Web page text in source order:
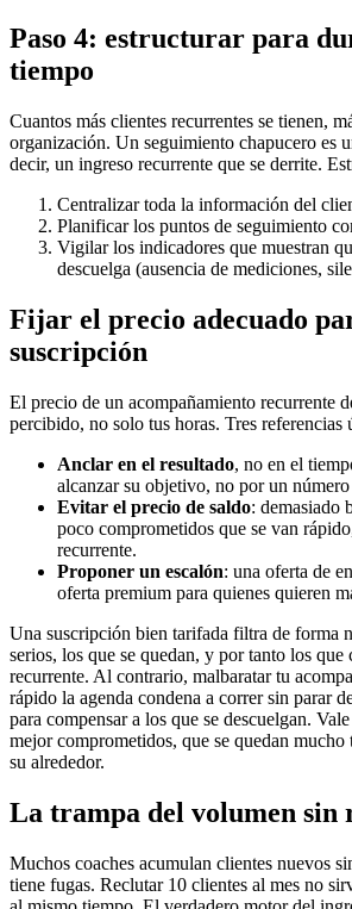
Paso 4: estructurar para
tiempo
Cuantos más clientes recurrentes se tienen,
organización. Un seguimiento chapucero es
decir, un ingreso recurrente que se derrite.
Centralizar toda la información del
Planificar los puntos de seguimiento
Vigilar los indicadores que muestran
descuelga (ausencia de mediciones,
Fijar el precio adecuado
suscripción
El precio de un acompañamiento recurrente
percibido, no solo tus horas. Tres referencias
Anclar en el resultado, no en el
alcanzar su objetivo, no por un
Evitar el precio de saldo: demasiado
poco comprometidos que se van
recurrente.
Proponer un escalón: una oferta de
oferta premium para quienes quieren
Una suscripción bien tarifada filtra de forma
serios, los que se quedan, y por tanto los
recurrente. Al contrario, malbaratar tu
rápido la agenda condena a correr sin parar
para compensar a los que se descuelgan.
mejor comprometidos, que se quedan
su alrededor.
La trampa del volumen sin
Muchos coaches acumulan clientes nuevos
tiene fugas. Reclutar 10 clientes al mes no